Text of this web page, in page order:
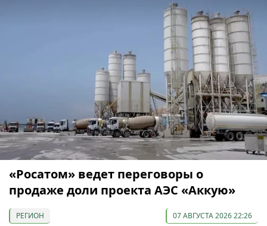
«Росатом» ведет переговоры о
продаже доли проекта АЭС «Аккую»
РЕГИОН 07 АВГУСТА 2026 22:26